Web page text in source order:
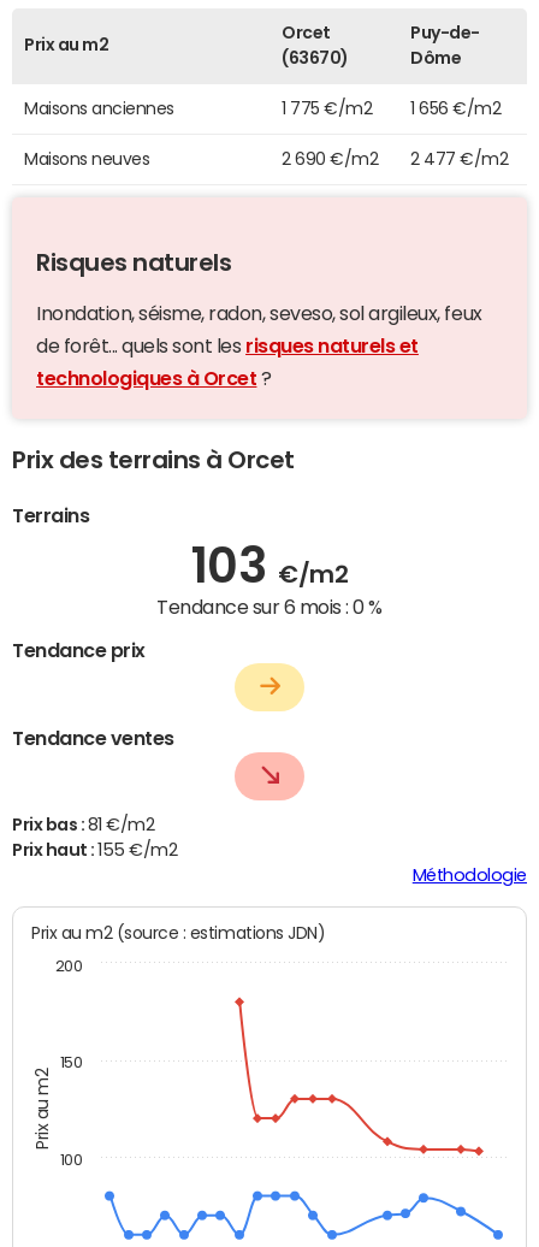
Prix au m2
Orcet
(63670)
Puy-de-
Dôme
Maisons anciennes 1 775 €/m2 1 656 €/m2
Maisons neuves 2 690 €/m2 2 477 €/m2
Risques naturels
Inondation, séisme, radon, seveso, sol argileux, feux
de forêt... quels sont les risques naturels et
technologiques à Orcet ?
Prix des terrains à Orcet
Terrains
103 €/m2
Tendance sur 6 mois :0 %
Tendance prix
Tendance ventes
Prix bas : 81 €/m2
Prix haut : 155 €/m2
Méthodologie
Prix au m2
Prix au m2 (source : estimations JDN)
100
150
200